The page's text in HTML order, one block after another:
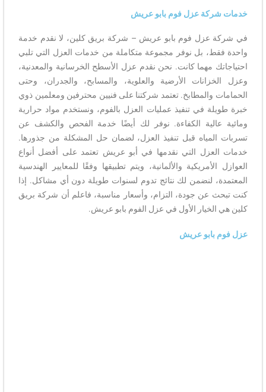
خدمات شركة عزل فوم بابو عريش
في شركة عزل فوم بابو عريش – شركة بريق كلين، لا نقدم خدمة
واحدة فقط، بل نوفر مجموعة متكاملة من خدمات العزل التي تلبي
احتياجاتك مهما كانت. نحن نقدم عزل الأسطح الخرسانية والمعدنية،
وعزل الخزانات الأرضية والعلوية، والمسابح، والجدران، وحتى
الحمامات والمطابخ. تعتمد شركتنا على فنيين محترفين ومعلمين ذوي
خبرة طويلة في تنفيذ عمليات العزل بالفوم، ونستخدم مواد حرارية
ومائية عالية الكفاءة. نوفر لك أيضًا خدمة الفحص والكشف عن
تسربات المياه قبل تنفيذ العزل، لضمان حل المشكلة من جذورها.
خدمات العزل التي نقدمها في أبو عريش تعتمد على أفضل أنواع
العوازل الأمريكية والألمانية، ويتم تطبيقها وفقًا للمعايير الهندسية
المعتمدة، لنضمن لك نتائج تدوم لسنوات طويلة دون أي مشاكل. إذا
كنت تبحث عن جودة، التزام، وأسعار مناسبة، فاعلم أن شركة بريق
كلين هي الخيار الأول في عزل الفوم بابو عريش.
عزل فوم بابو عريش